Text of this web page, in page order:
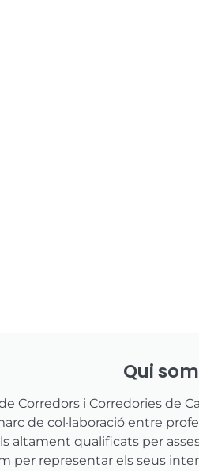
Qui som
Corredors i Corredories de
de col·laboració entre
altament qualificats per
per representar els seus